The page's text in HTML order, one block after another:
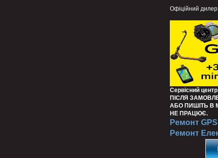
Офіційний дилер
Сервісний
ПІСЛЯ
АБО ПИШІТЬ В
НЕ ПРАЦЮЄ.
Ремонт GPS
Ремонт